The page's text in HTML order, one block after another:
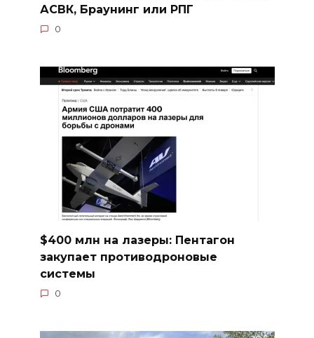
АСВК, Браунинг или РПГ
0
$400 млн на лазеры: Пентагон
закупает противодроновые
системы
0